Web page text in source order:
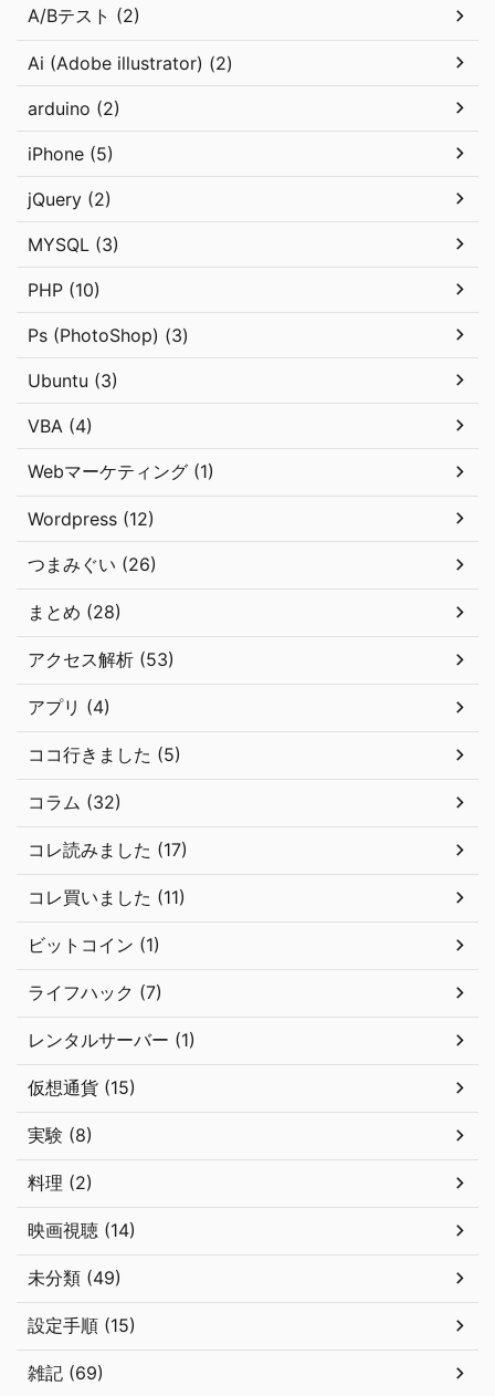
A/Bテスト (2)
Ai (Adobe illustrator) (2)
arduino (2)
iPhone (5)
jQuery (2)
MYSQL (3)
PHP (10)
Ps (PhotoShop) (3)
Ubuntu (3)
VBA (4)
Webマーケティング (1)
Wordpress (12)
つまみぐい (26)
まとめ (28)
アクセス解析 (53)
アプリ (4)
ココ行きました (5)
コラム (32)
コレ読みました (17)
コレ買いました (11)
ビットコイン (1)
ライフハック (7)
レンタルサーバー (1)
仮想通貨 (15)
実験 (8)
料理 (2)
映画視聴 (14)
未分類 (49)
設定手順 (15)
雑記 (69)